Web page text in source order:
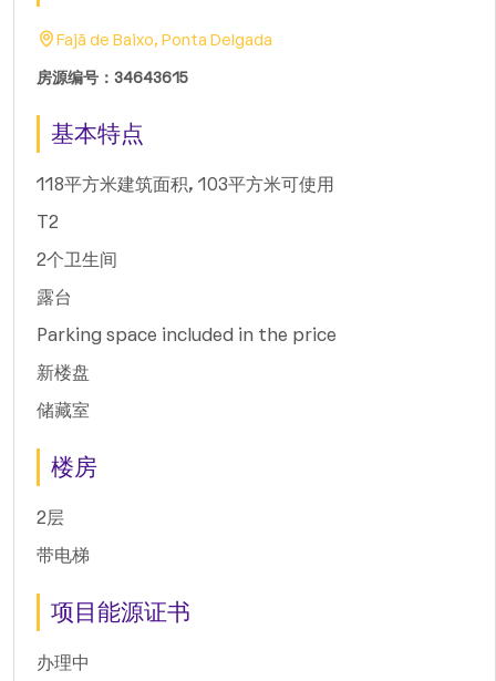
Fajã de Baixo, Ponta Delgada
房源编号：34643615
基本特点
118平方米建筑面积, 103平方米可使用
T2
2个卫生间
露台
Parking space included in the price
新楼盘
储藏室
楼房
2层
带电梯
项目能源证书
办理中